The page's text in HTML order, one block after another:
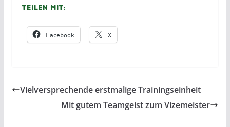
Teilen mit:
Facebook X
Vielversprechende erstmalige Trainingseinheit
Mit gutem Teamgeist zum Vizemeister